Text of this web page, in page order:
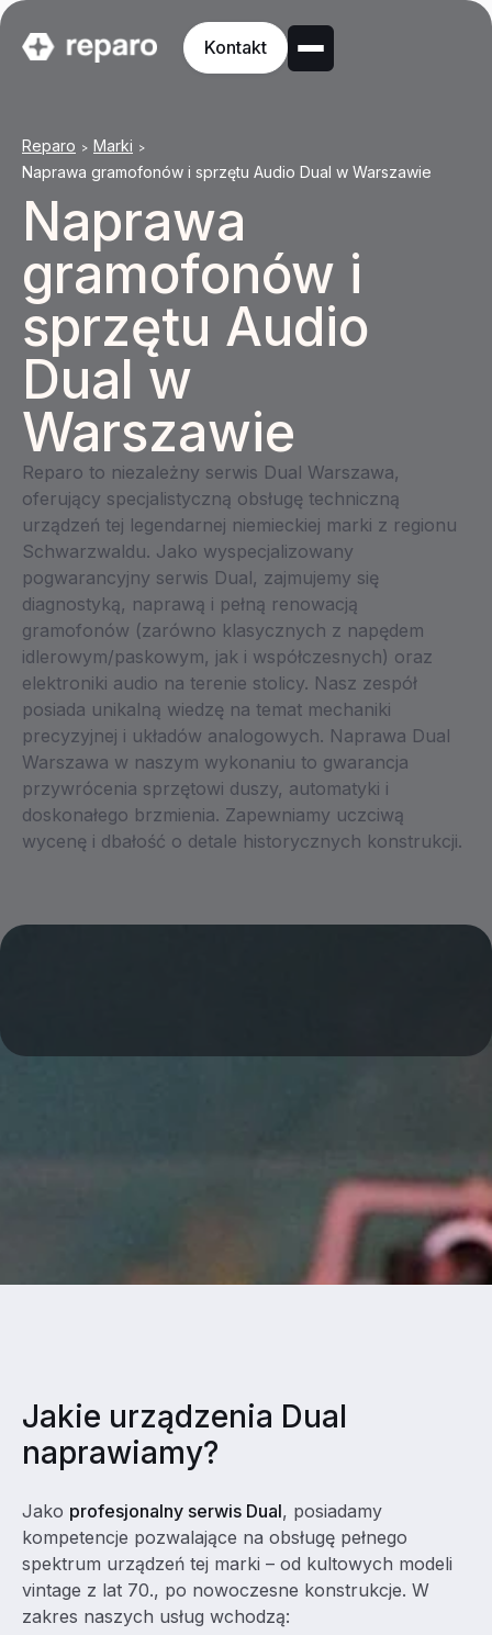
Kontakt
Reparo > Marki >
Naprawa gramofonów i sprzętu Audio Dual w Warszawie
Naprawa
gramofonów i
sprzętu Audio
Dual w
Warszawie
Reparo to niezależny serwis Dual Warszawa,
oferujący specjalistyczną obsługę techniczną
urządzeń tej legendarnej niemieckiej marki z regionu
Schwarzwaldu. Jako wyspecjalizowany
pogwarancyjny serwis Dual, zajmujemy się
diagnostyką, naprawą i pełną renowacją
gramofonów (zarówno klasycznych z napędem
idlerowym/paskowym, jak i współczesnych) oraz
elektroniki audio na terenie stolicy. Nasz zespół
posiada unikalną wiedzę na temat mechaniki
precyzyjnej i układów analogowych. Naprawa Dual
Warszawa w naszym wykonaniu to gwarancja
przywrócenia sprzętowi duszy, automatyki i
doskonałego brzmienia. Zapewniamy uczciwą
wycenę i dbałość o detale historycznych konstrukcji.
Jakie urządzenia Dual
naprawiamy?
Jako profesjonalny serwis Dual, posiadamy
kompetencje pozwalające na obsługę pełnego
spektrum urządzeń tej marki – od kultowych modeli
vintage z lat 70., po nowoczesne konstrukcje. W
zakres naszych usług wchodzą: